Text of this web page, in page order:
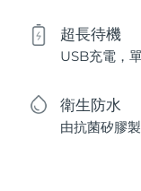
超長待機
USB充電，
衛生防水
由抗菌矽膠